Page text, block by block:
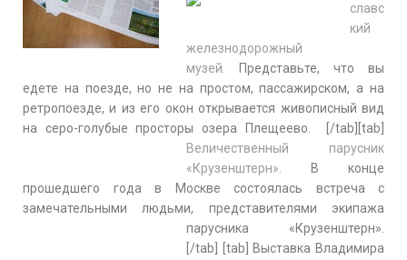
славс
кий
железнодорожный
музей.
Представьте, что вы
едете на поезде, но не на простом, пассажирском, а на
ретропоезде, и из его окон открывается живописный вид
на серо-голубые просторы озера Плещеево.
[/tab][tab]
Величественный парусник
«Крузенштерн».
В конце
прошедшего года в Москве состоялась встреча с
замечательными людьми, представителями экипажа
парусника «Крузенштерн».
[/tab] [tab] Выставка Владимира